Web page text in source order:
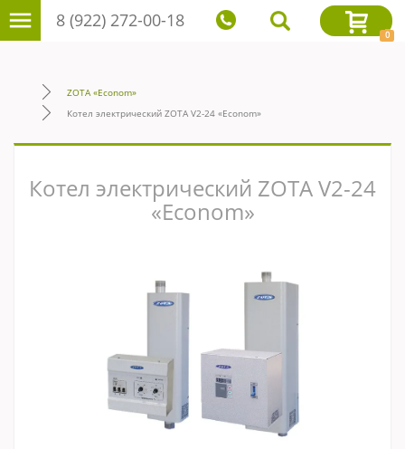
8 (922) 272-00-18
0
ZOTA «Econom»
Котел электрический ZOTA V2-24 «Econom»
Котел электрический ZOTA V2-24
«Econom»